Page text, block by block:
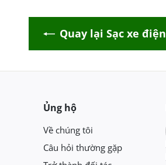
Quay lại Sạc xe điện
Ủng hộ
Về chúng tôi
Câu hỏi thường gặp